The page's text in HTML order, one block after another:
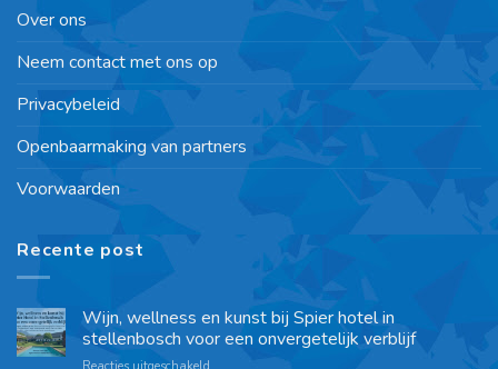
Over ons
Neem contact met ons op
Privacybeleid
Openbaarmaking van partners
Voorwaarden
Recente post
Wijn, wellness en kunst bij Spier hotel in
stellenbosch voor een onvergetelijk verblijf